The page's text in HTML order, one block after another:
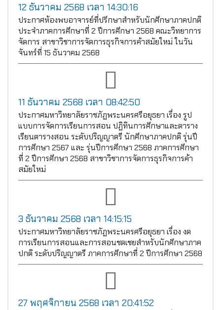
12 ธันวาคม 2568 เวลา 14:30:16
ประกาศห้องพบอาจารย์ที่ปรึกษาสำหรับนักศึกษาภาคปกติ
ประจำภาคการศึกษาที่ 2 ปีการศึกษา 2568 คณะวิทยาการ
จัดการ สาขาวิชาการจัดการธุรกิจการค้าสมัยใหม่ ในวัน
จันทร์ที่ 15 ธันวาคม 2568
11 ธันวาคม 2568 เวลา 08:42:50
ประกาศมหาวิทยาลัยราชภัฏพระนครศรีอยุธยา เรื่อง รูป
แบบการจัดการเรียนการสอน ปฏิทินการศึกษาและตาราง
เรียนตารางสอน ระดับปริญญาตรี นักศึกษาภาคปกติ รุ่นปี
การศึกษา 2567 และ รุ่นปีการศึกษา 2568 ภาคการศึกษา
ที่ 2 ปีการศึกษา 2568 สาขาวิชาการจัดการธุรกิจการค้า
สมัยใหม่
3 ธันวาคม 2568 เวลา 14:15:15
ประกาศมหาวิทยาลัยราชภัฏพระนครศรีอยุธยา เรื่อง งด
การเรียนการสอนและการสอนชดเชยสำหรับนักศึกษาภาค
ปกติ ระดับปริญญาตรี ภาคการศึกษาที่ 2 ปีการศึกษา 2568
27 พฤศจิกายน 2568 เวลา 20:41:52